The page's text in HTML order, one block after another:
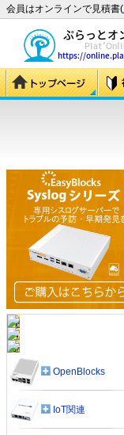
会員はオンラインで見積書(
OpenBlocks
IoT関連